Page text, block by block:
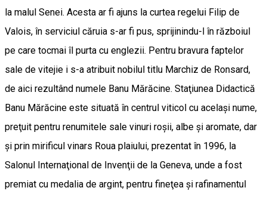
la malul Senei. Acesta ar fi ajuns la curtea regelui Filip de
Valois, în serviciul căruia s-ar fi pus, sprijinindu-l în războiul
pe care tocmai îl purta cu englezii. Pentru bravura faptelor
sale de vitejie i s-a atribuit nobilul titlu Marchiz de Ronsard,
de aici rezultând numele Banu Mărăcine. Staţiunea Didactică
Banu Mărăcine este situată în centrul viticol cu acelaşi nume,
preţuit pentru renumitele sale vinuri roşii, albe şi aromate, dar
şi prin mirificul vinars Roua plaiului, prezentat în 1996, la
Salonul Internaţional de Invenţii de la Geneva, unde a fost
premiat cu medalia de argint, pentru fineţea şi rafinamentul